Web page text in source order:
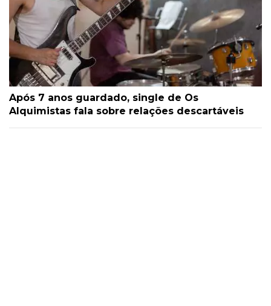
Após 7 anos guardado, single de Os
Alquimistas fala sobre relações descartáveis